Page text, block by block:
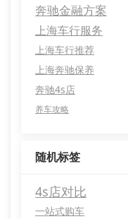
奔驰金融方案
上海车行服务
上海车行推荐
上海奔驰保养
奔驰4s店
养车攻略
随机标签
4s店对比
一站式购车